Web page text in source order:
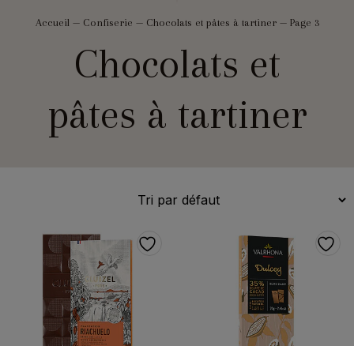
Accueil — Confiserie — Chocolats et pâtes à tartiner— Page 3
Chocolats et
pâtes à tartiner